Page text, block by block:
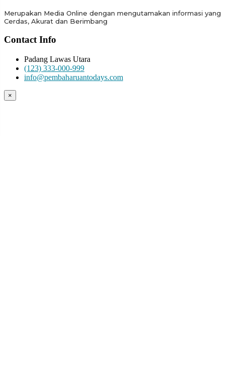
Merupakan Media Online dengan mengutamakan informasi yang
Cerdas, Akurat dan Berimbang
Contact Info
Padang Lawas Utara
(123) 333-000-999
info@pembaharuantodays.com
×